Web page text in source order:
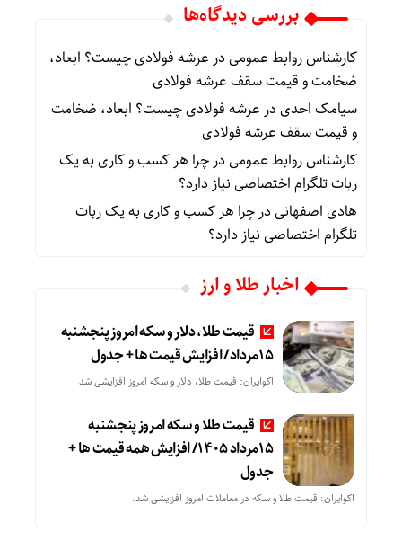
بررسی دیدگاه‌ها
کارشناس روابط عمومیدرعرشه فولادی چیست؟ ابعاد،
ضخامت و قیمت سقف عرشه فولادی
سیامک احدیدرعرشه فولادی چیست؟ ابعاد، ضخامت
و قیمت سقف عرشه فولادی
کارشناس روابط عمومیدرچرا هر کسب‌ و کاری به یک
ربات تلگرام اختصاصی نیاز دارد؟
هادی اصفهانیدرچرا هر کسب‌ و کاری به یک ربات
تلگرام اختصاصی نیاز دارد؟
اخبار طلا و ارز
قیمت طلا، دلار و سکه امروز پنجشنبه
15مرداد/ افزایش قیمت ها + جدول
اکوایران: قیمت طلا، دلار و سکه امروز افزایشی شد
قیمت طلا و سکه امروز پنجشنبه
15مرداد 1405/ افزایش همه قیمت ها +
جدول
اکوایران: قیمت طلا و سکه در معاملات امروز افزایشی شد.